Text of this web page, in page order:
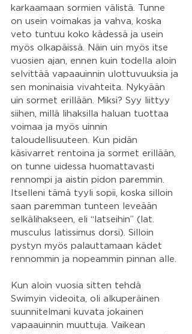
karkaamaan sormien välistä. Tunne
on usein voimakas ja vahva, koska
veto tuntuu koko kädessä ja usein
myös olkapäissä. Näin uin myös itse
vuosien ajan, ennen kuin todella aloin
selvittää vapaauinnin ulottuvuuksia ja
sen moninaisia vivahteita. Nykyään
uin sormet erillään. Miksi? Syy liittyy
siihen, millä lihaksilla haluan tuottaa
voimaa ja myös uinnin
taloudellisuuteen. Kun pidän
käsivarret rentoina ja sormet erillään,
on tunne uidessa huomattavasti
rennompi ja aistin pidon paremmin.
Itselleni tämä tyyli sopii, koska silloin
saan paremman tunteen leveään
selkälihakseen, eli “latseihin” (lat.
musculus latissimus dorsi). Silloin
pystyn myös palauttamaan kädet
rennommin ja nopeammin pinnan alle.
Kun aloin vuosia sitten tehdä
Swimyin videoita, oli alkuperäinen
suunnitelmani kuvata jokainen
vapaauinnin muuttuja. Vaikean